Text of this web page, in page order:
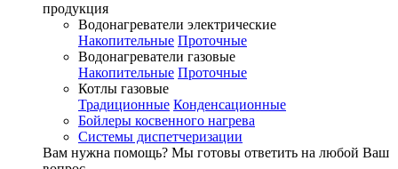
продукция
Водонагреватели электрические
Накопительные Проточные
Водонагреватели газовые
Накопительные Проточные
Котлы газовые
Традиционные Конденсационные
Бойлеры косвенного нагрева
Системы диспетчеризации
Вам нужна помощь? Мы готовы ответить на любой Ваш